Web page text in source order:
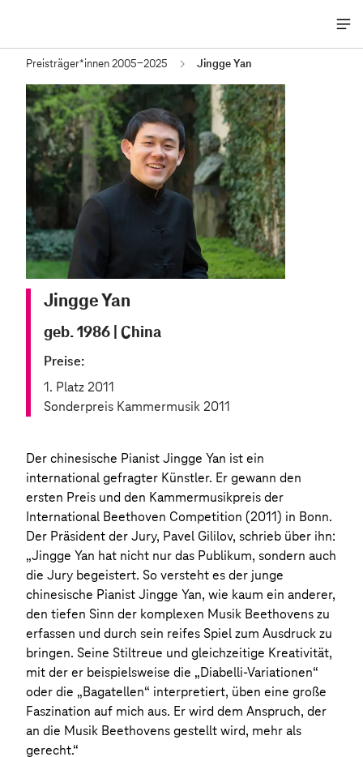
Preisträger*innen 2005-2025 Jingge Yan
Jingge Yan
geb. 1986 | China
Preise:
1. Platz 2011
Sonderpreis Kammermusik 2011
Der chinesische Pianist Jingge Yan ist ein
international gefragter Künstler. Er gewann den
ersten Preis und den Kammermusikpreis der
International Beethoven Competition (2011) in Bonn.
Der Präsident der Jury, Pavel Gililov, schrieb über ihn:
„Jingge Yan hat nicht nur das Publikum, sondern auch
die Jury begeistert. So versteht es der junge
chinesische Pianist Jingge Yan, wie kaum ein anderer,
den tiefen Sinn der komplexen Musik Beethovens zu
erfassen und durch sein reifes Spiel zum Ausdruck zu
bringen. Seine Stiltreue und gleichzeitige Kreativität,
mit der er beispielsweise die „Diabelli-Variationen“
oder die „Bagatellen“ interpretiert, üben eine große
Faszination auf mich aus. Er wird dem Anspruch, der
an die Musik Beethovens gestellt wird, mehr als
gerecht.“